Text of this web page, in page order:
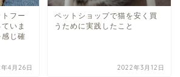
フー
いま
じ確
4月26日
ペットショップで猫を安く買
うために実践したこと
2022年3月12日